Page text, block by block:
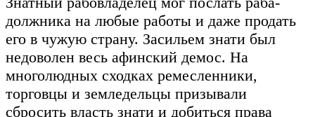
должника на любые работы и даже продать
его в чужую страну. Засильем знати был
недоволен весь афинский демос. На
многолюдных сходках ремесленники,
торговцы и земледельцы призывали
сбросить власть знати и добиться права